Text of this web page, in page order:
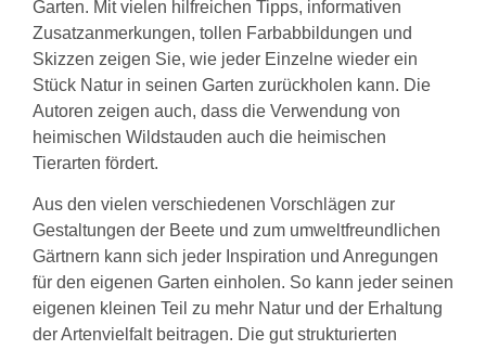
Garten. Mit vielen hilfreichen Tipps, informativen
Zusatzanmerkungen, tollen Farbabbildungen und
Skizzen zeigen Sie, wie jeder Einzelne wieder ein
Stück Natur in seinen Garten zurückholen kann. Die
Autoren zeigen auch, dass die Verwendung von
heimischen Wildstauden auch die heimischen
Tierarten fördert.
Aus den vielen verschiedenen Vorschlägen zur
Gestaltungen der Beete und zum umweltfreundlichen
Gärtnern kann sich jeder Inspiration und Anregungen
für den eigenen Garten einholen. So kann jeder seinen
eigenen kleinen Teil zu mehr Natur und der Erhaltung
der Artenvielfalt beitragen. Die gut strukturierten